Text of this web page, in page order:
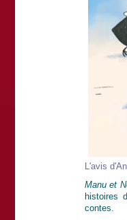
L'avis
Manu et
histoires
contes.